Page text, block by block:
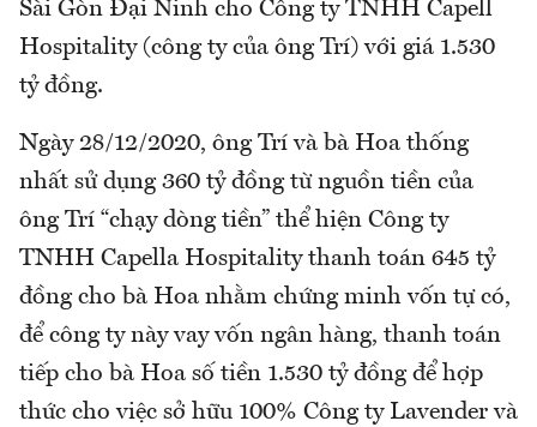
Sài Gòn Đại Ninh cho Công ty TNHH Capell
Hospitality (công ty của ông Trí) với giá 1.530
tỷ đồng.
Ngày 28/12/2020, ông Trí và bà Hoa thống
nhất sử dụng 360 tỷ đồng từ nguồn tiền của
ông Trí “chạy dòng tiền” thể hiện Công ty
TNHH Capella Hospitality thanh toán 645 tỷ
đồng cho bà Hoa nhằm chứng minh vốn tự có,
để công ty này vay vốn ngân hàng, thanh toán
tiếp cho bà Hoa số tiền 1.530 tỷ đồng để hợp
thức cho việc sở hữu 100% Công ty Lavender và